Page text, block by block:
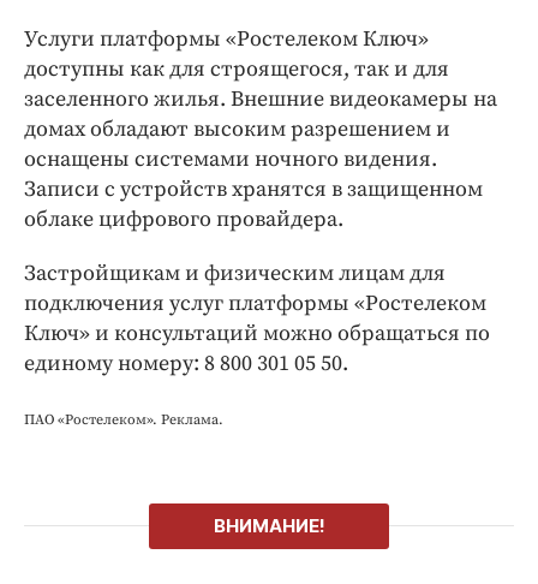
Услуги платформы «Ростелеком Ключ»
доступны как для строящегося, так и для
заселенного жилья. Внешние видеокамеры на
домах обладают высоким разрешением и
оснащены системами ночного видения.
Записи с устройств хранятся в защищенном
облаке цифрового провайдера.
Застройщикам и физическим лицам для
подключения услуг платформы «Ростелеком
Ключ» и консультаций можно обращаться по
единому номеру: 8 800 301 05 50.
ПАО «Ростелеком». Реклама.
ВНИМАНИЕ!